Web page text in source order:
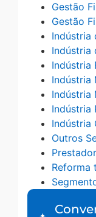
Gestão
Gestão
Indústria
Indústria
Indústria
Indústria
Indústria
Indústria
Indústria
Outros
Reforma